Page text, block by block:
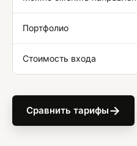
Портфолио
Стоимость входа
Сравнить тарифы→